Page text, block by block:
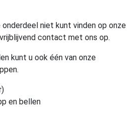
onderdeel niet kunt vinden op onze
contact met ons op.
kunt u ook één van onze
en bellen